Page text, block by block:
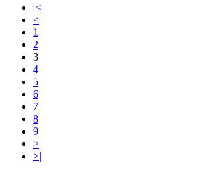
|<
<
1
2
3
4
5
6
7
8
9
>
>|